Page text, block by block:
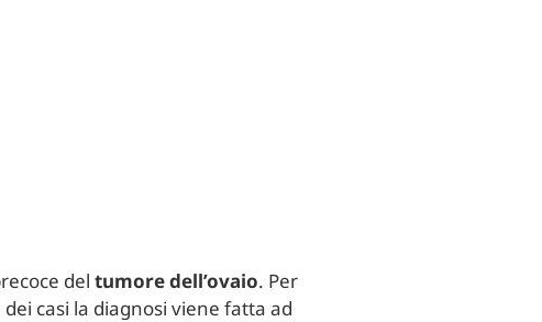
deltumore dell’ovaio. Per
casi la diagnosi viene fatta ad